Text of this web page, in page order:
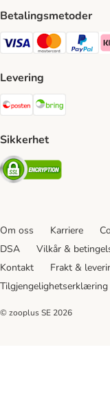
Betalingsmetoder
Visa Payment Method
MastercardPayPal
Levering
Posten Shipping
Sikkerhet
Security
Om oss Karriere
DSA
Vilkår &
Kontakt
Frakt &
Tilgjengelighetserklæring
© zooplus SE 2026